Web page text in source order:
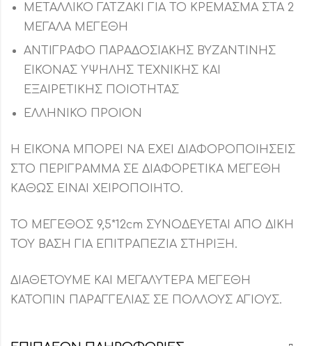
ΜΕΤΑΛΛΙΚΟ ΓΑΤΖΑΚΙ ΓΙΑ ΤΟ ΚΡΕΜΑΣΜΑ ΣΤΑ 2
ΜΕΓΑΛΑ ΜΕΓΕΘΗ
ΑΝΤΙΓΡΑΦΟ ΠΑΡΑΔΟΣΙΑΚΗΣ ΒΥΖΑΝΤΙΝΗΣ
ΕΙΚΟΝΑΣ ΥΨΗΛΗΣ ΤΕΧΝΙΚΗΣ ΚΑΙ
ΕΞΑΙΡΕΤΙΚΗΣ ΠΟΙΟΤΗΤΑΣ
ΕΛΛΗΝΙΚΟ ΠΡΟΙΟΝ
Η ΕΙΚΟΝΑ ΜΠΟΡΕΙ ΝΑ ΕΧΕΙ ΔΙΑΦΟΡΟΠΟΙΗΣΕΙΣ
ΣΤΟ ΠΕΡΙΓΡΑΜΜΑ ΣΕ ΔΙΑΦΟΡΕΤΙΚΑ ΜΕΓΕΘΗ
ΚΑΘΩΣ ΕΙΝΑΙ ΧΕΙΡΟΠΟΙΗΤΟ.
ΤΟ ΜΕΓΕΘΟΣ 9,5*12cm ΣΥΝΟΔΕΥΕΤΑΙ ΑΠΟ ΔΙΚΗ
ΤΟΥ ΒΑΣΗ ΓΙΑ ΕΠΙΤΡΑΠΕΖΙΑ ΣΤΗΡΙΞΗ.
ΔΙΑΘΕΤΟΥΜΕ ΚΑΙ ΜΕΓΑΛΥΤΕΡΑ ΜΕΓΕΘΗ
ΚΑΤΟΠΙΝ ΠΑΡΑΓΓΕΛΙΑΣ ΣΕ ΠΟΛΛΟΥΣ ΑΓΙΟΥΣ.